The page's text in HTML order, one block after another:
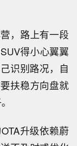
，路上有一段
得小心翼翼
识别路况，自
扶稳方向盘就
升级依赖蔚